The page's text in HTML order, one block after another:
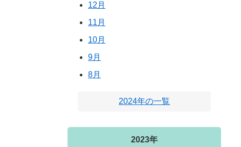
12月
11月
10月
9月
8月
2024年の一覧
2023年